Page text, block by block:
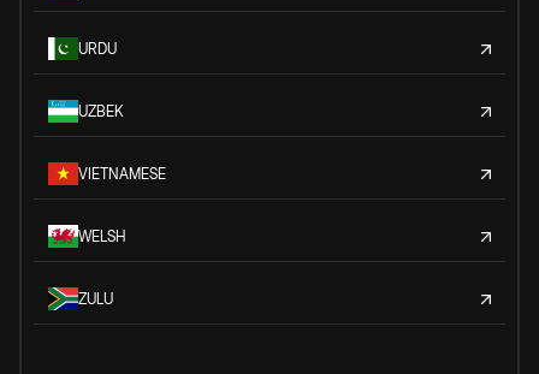
URDU
UZBEK
VIETNAMESE
WELSH
ZULU